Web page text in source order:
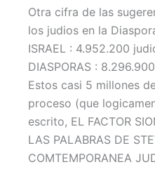
Otra cifra de las
los judios en la
ISRAEL : 4.952.200
DIASPORAS :
Estos casi 5 millones
proceso (que
escrito, EL FACTOR
LAS PALABRAS DE
COMTEMPORANEA